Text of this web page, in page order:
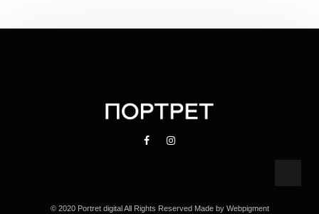
© 2020 Portret digital All Rights Reserved Made by Webpigment